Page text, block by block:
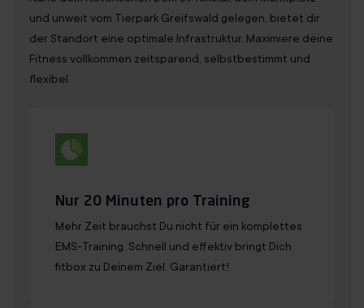
und unweit vom Tierpark Greifswald gelegen, bietet dir
der Standort eine optimale Infrastruktur. Maximiere deine
Fitness vollkommen zeitsparend, selbstbestimmt und
flexibel.
Nur 20 Minuten pro Training
Mehr Zeit brauchst Du nicht für ein komplettes
EMS-Training. Schnell und effektiv bringt Dich
fitbox zu Deinem Ziel. Garantiert!